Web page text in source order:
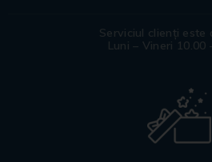
Serviciul clienți este
Luni – Vineri 10.00